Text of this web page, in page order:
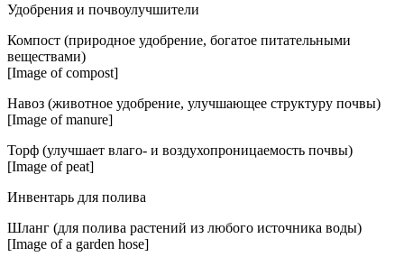
Удобрения и почвоулучшители
Компост (природное удобрение, богатое питательными
веществами)
[Image of compost]
Навоз (животное удобрение, улучшающее структуру почвы)
[Image of manure]
Торф (улучшает влаго- и воздухопроницаемость почвы)
[Image of peat]
Инвентарь для полива
Шланг (для полива растений из любого источника воды)
[Image of a garden hose]